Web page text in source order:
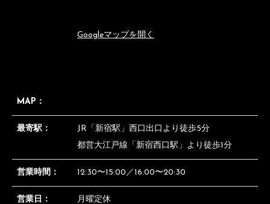
MAP：
Googleマップを開く
最寄駅：
JR「新宿駅」西口出口より徒歩5分
都営大江戸線「新宿西口駅」より徒歩1分
営業時間： 12:30〜15:00／16:00〜20:30
営業日： 月曜定休